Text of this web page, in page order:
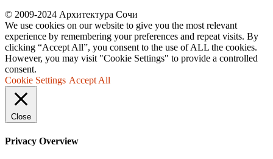
© 2009-2024 Архитектура Сочи
We use cookies on our website to give you the most relevant
experience by remembering your preferences and repeat visits. By
clicking “Accept All”, you consent to the use of ALL the cookies.
However, you may visit "Cookie Settings" to provide a controlled
consent.
Cookie Settings Accept All
Close
Privacy Overview